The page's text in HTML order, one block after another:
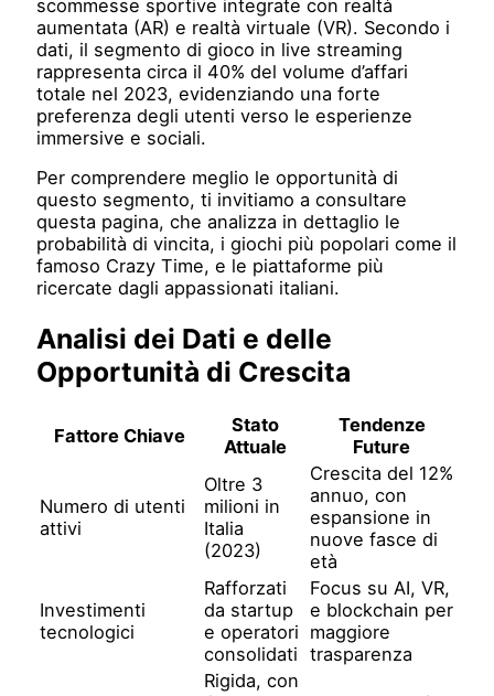
scommesse sportive integrate con realtà
aumentata (AR) e realtà virtuale (VR). Secondo i
dati, il segmento di gioco in live streaming
rappresenta circa il 40% del volume d’affari
totale nel 2023, evidenziando una forte
preferenza degli utenti verso le esperienze
immersive e sociali.
Per comprendere meglio le opportunità di
questo segmento, ti invitiamo a consultare
questa pagina, che analizza in dettaglio le
probabilità di vincita, i giochi più popolari come il
famoso Crazy Time, e le piattaforme più
ricercate dagli appassionati italiani.
Analisi dei Dati e delle
Opportunità di Crescita
Fattore Chiave
Stato
Attuale
Tendenze
Future
Numero di utenti
attivi
Oltre 3
milioni in
Italia
(2023)
Crescita del 12%
annuo, con
espansione in
nuove fasce di
età
Investimenti
tecnologici
Rafforzati
da startup
e operatori
consolidati
Focus su AI, VR,
e blockchain per
maggiore
trasparenza
Rigida, con